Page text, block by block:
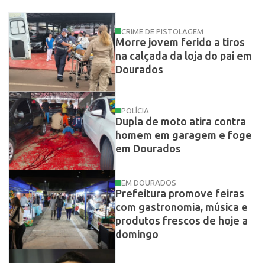
CRIME DE PISTOLAGEM
Morre jovem ferido a tiros
na calçada da loja do pai em
Dourados
POLÍCIA
Dupla de moto atira contra
homem em garagem e foge
em Dourados
EM DOURADOS
Prefeitura promove feiras
com gastronomia, música e
produtos frescos de hoje a
domingo